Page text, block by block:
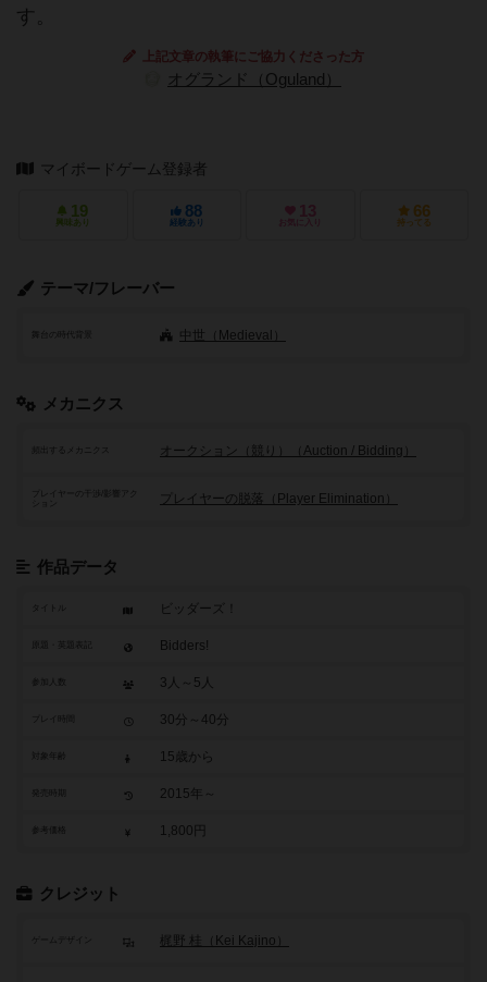
す。
上記文章の執筆にご協力くださった方
オグランド（Oguland）
マイボードゲーム登録者
19
興味あり
88
経験あり
13
お気に入り
66
持ってる
テーマ/フレーバー
舞台の時代背景 中世（Medieval）
メカニクス
頻出するメカニクス オークション（競り）（Auction / Bidding）
プレイヤーの干渉/影響アク
プレイヤーの脱落（Player Elimination）
作品データ
タイトル ビッダーズ！
Bidders!
参加人数 3人～5人
30分～40分
15歳から
2015年～
参考価格 1,800円
クレジット
ゲームデザイン 梶野 桂（Kei Kajino）